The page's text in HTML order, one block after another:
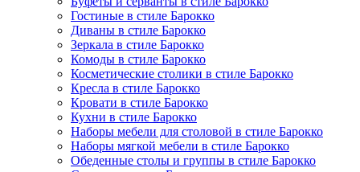
Гостиные в стиле Барокко
Диваны в стиле Барокко
Зеркала в стиле Барокко
Комоды в стиле Барокко
Косметические столики в стиле Барокко
Кресла в стиле Барокко
Кровати в стиле Барокко
Кухни в стиле Барокко
Наборы мебели для столовой в стиле Барокко
Наборы мягкой мебели в стиле Барокко
Обеденные столы и группы в стиле Барокко